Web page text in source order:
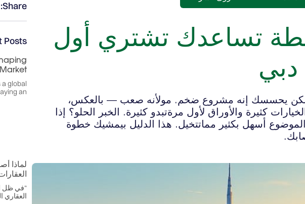
تساعدك تشتري أول
يحسسك إنه مشروع ضخم. مولأنه صعب — بالعكس،
كثيرة والأوراق لأول مرةتبدو كثيرة. الخبر الحلو؟ إذا
أسهل بكثير مماتتخيل. هذا الدليل بيمشيك خطوة
Share:
Posts
Market
global
an
لماذا
“في ظل
العقاري